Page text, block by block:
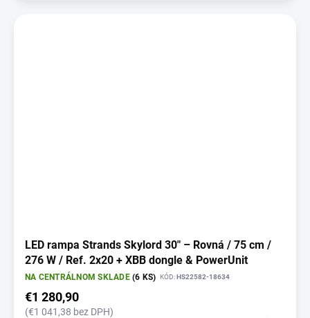
LED rampa Strands Skylord 30" – Rovná / 75 cm /
276 W / Ref. 2x20 + XBB dongle & PowerUnit
NA CENTRÁLNOM SKLADE(6 KS) KÓD:HS22582-18634
€1 280,90
(€1 041,38 bez DPH)